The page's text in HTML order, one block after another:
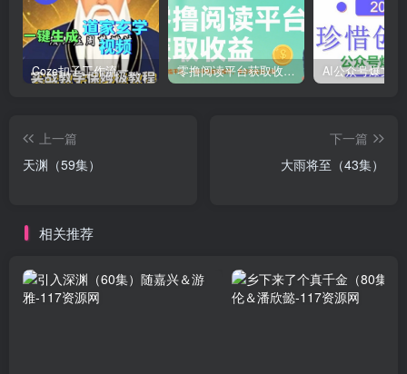
Coze扣子工作流一键生成道家玄学短视频，实战保姆级教程 零撸阅读平台获取收益，最新无门槛平台，一部手机即可操作，单日收益50-3张【揭秘】
上一篇
天渊（59集）
下一篇
大雨将至（43集）
相关推荐